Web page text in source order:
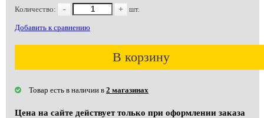
Количество: - + шт.
Добавить к сравнению
В корзину
Товар есть в наличии в 2 магазинах
Цена на сайте действует только при оформлении заказа